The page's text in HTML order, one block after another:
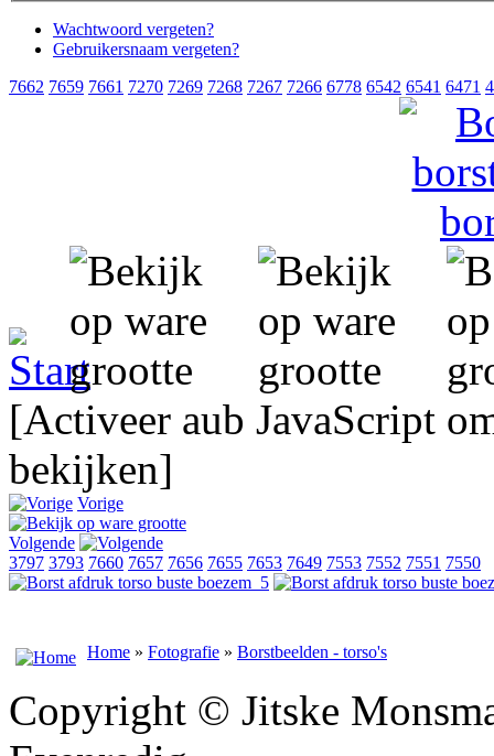
Wachtwoord vergeten?
Gebruikersnaam vergeten?
7662 7659 7661 7270 7269 7268 7267 7266 6778 6542 6541 6471
[Activeer aub JavaScript
bekijken]
Vorige
Volgende
3797 3793 7660 7657 7656 7655 7653 7649 7553 7552 7551 7550
Home » Fotografie » Borstbeelden - torso's
Copyright © Jitske